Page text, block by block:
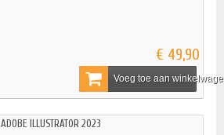
€ 49,90
Voeg toe aan
ADOBE ILLUSTRATOR 2023